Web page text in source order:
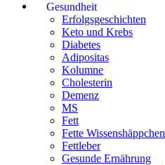
Gesundheit
Erfolgsgeschichten
Keto und Krebs
Diabetes
Adipositas
Kolumne
Cholesterin
Demenz
MS
Fett
Fette Wissenshäppchen
Fettleber
Gesunde Ernährung